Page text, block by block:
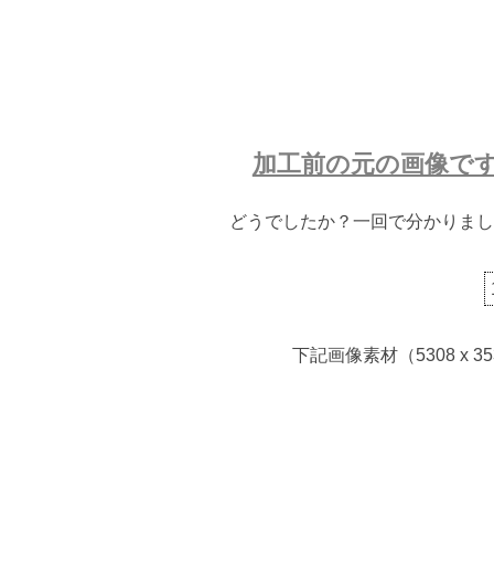
加工前の元の画像です
どうでしたか？一回で分かりま
下記画像素材（5308 x